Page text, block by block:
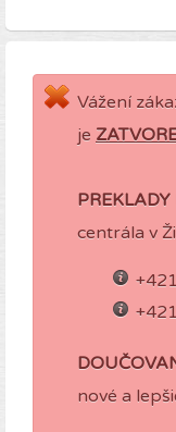
Vážení
je
centrála v
nové a